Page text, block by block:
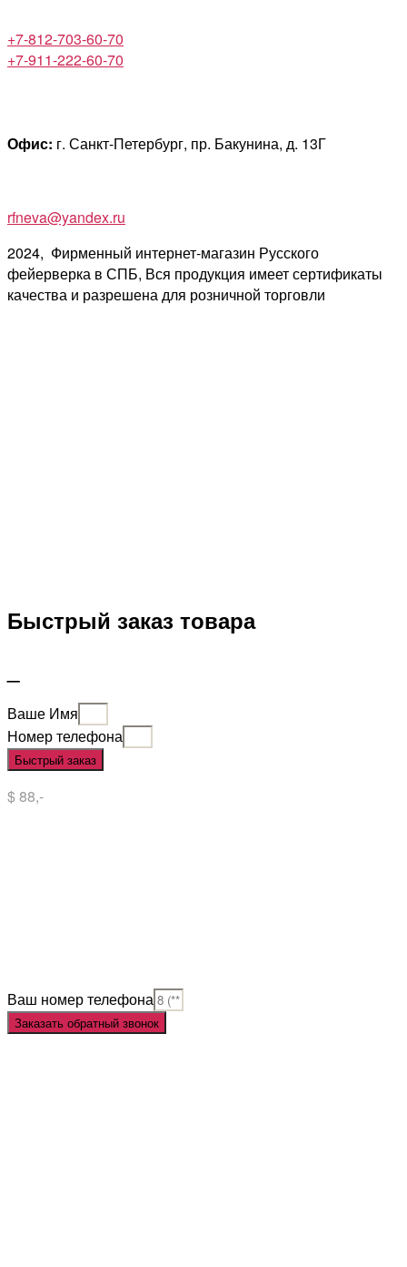
+7-812-703-60-70
+7-911-222-60-70
Офис: г. Санкт-Петербург, пр. Бакунина, д. 13Г
rfneva@yandex.ru
2024, Фирменный интернет-магазин Русского
фейерверка в СПБ, Вся продукция имеет сертификаты
качества и разрешена для розничной торговли
Быстрый заказ товара
Ваше Имя
Номер телефона
Быстрый заказ
$ 88,-
Ваш номер телефона
Заказать обратный звонок